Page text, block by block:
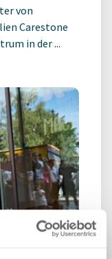
von
Carestone
in der ...